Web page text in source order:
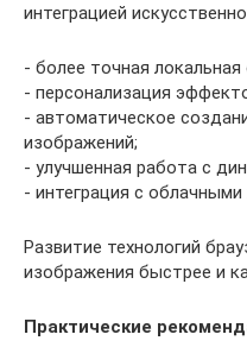
интеграцией
- более точная
- персонализация
- автоматическое
изображений;
- улучшенная работа с
- интеграция с
Развитие технологий
изображения быстрее и
Практические